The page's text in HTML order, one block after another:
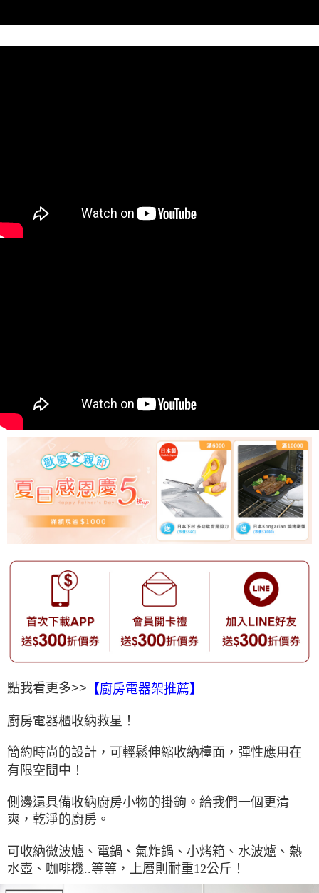
點我看更多>> 【廚房電器架推薦】
廚房電器櫃收納救星！
簡約時尚的設計，可輕鬆伸縮收納檯面，彈性應用在
有限空間中！
側邊還具備收納廚房小物的掛鉤。給我們一個更清
爽，乾淨的廚房。
可收納微波爐、電鍋、氣炸鍋、小烤箱、水波爐、熱
水壺、咖啡機..等等，上層則耐重12公斤！